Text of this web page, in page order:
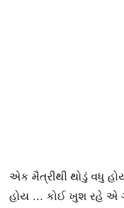
એક મૈત્રીથી થોડું વધુ
હોય … કોઈ ખુશ રહે એ